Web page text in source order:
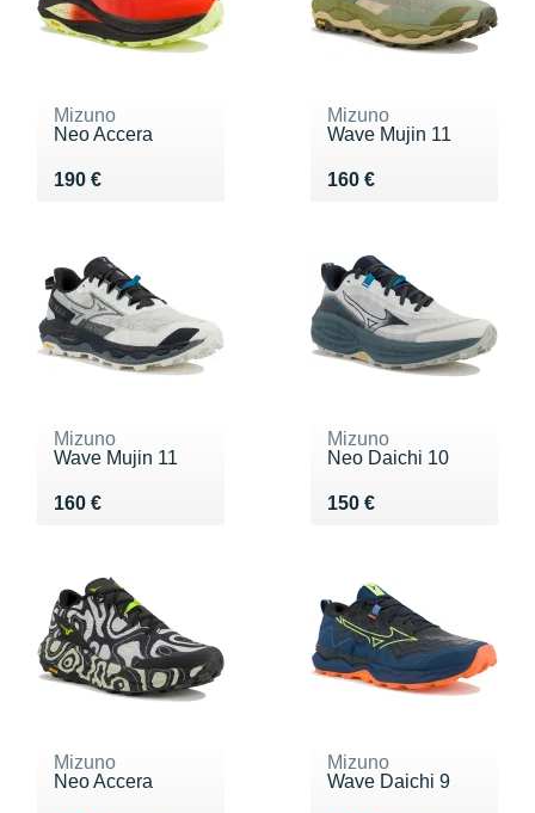
Mizuno
Neo Accera
190 €
Vendu 190 €
Mizuno
Wave Mujin 11
160 €
Vendu 160 €
Mizuno
Wave Mujin 11
160 €
Vendu 160 €
Mizuno
Neo Daichi 10
150 €
Vendu 150 €
Mizuno
Neo Accera
Mizuno
Wave Daichi 9